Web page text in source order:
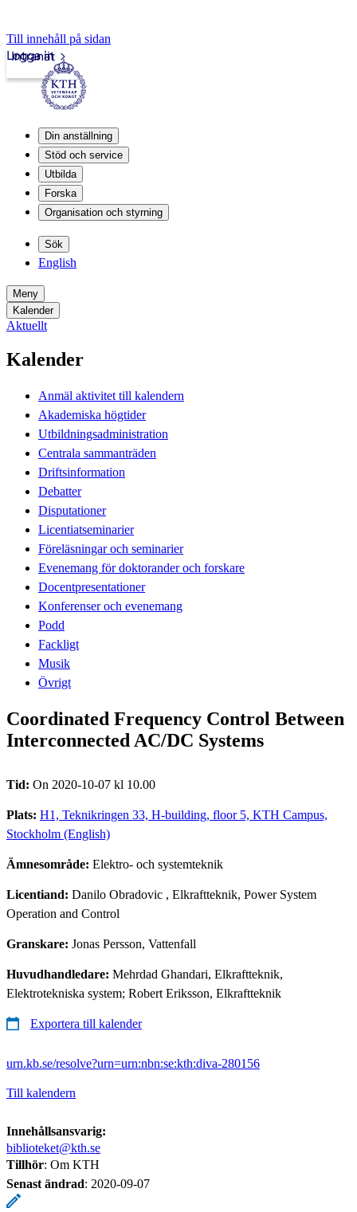
Till innehåll på sidan
Intranät
Logga in
Din anställning
Stöd och service
Utbilda
Forska
Organisation och styrning
Sök
English
Meny
Kalender
Aktuellt
Kalender
Anmäl aktivitet till kalendern
Akademiska högtider
Utbildningsadministration
Centrala sammanträden
Driftsinformation
Debatter
Disputationer
Licentiatseminarier
Föreläsningar och seminarier
Evenemang för doktorander och forskare
Docentpresentationer
Konferenser och evenemang
Podd
Fackligt
Musik
Övrigt
Coordinated Frequency Control Between
Interconnected AC/DC Systems
Tid: On 2020-10-07 kl 10.00
Plats: H1, Teknikringen 33, H-building, floor 5, KTH Campus,
Stockholm (English)
Ämnesområde: Elektro- och systemteknik
Licentiand: Danilo Obradovic , Elkraftteknik, Power System
Operation and Control
Granskare: Jonas Persson, Vattenfall
Huvudhandledare: Mehrdad Ghandari, Elkraftteknik,
Elektrotekniska system; Robert Eriksson, Elkraftteknik
Exportera till kalender
urn.kb.se/resolve?urn=urn:nbn:se:kth:diva-280156
Till kalendern
Innehållsansvarig:
biblioteket@kth.se
Tillhör: Om KTH
Senast ändrad: 2020-09-07